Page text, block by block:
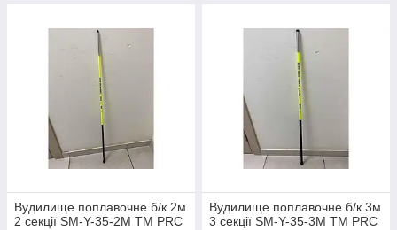
Вудилище поплавочне б/к 2м
2 секції SM-Y-35-2M ТМ PRC
Вудилище поплавочне б/к 3м
3 секції SM-Y-35-3M ТМ PRC